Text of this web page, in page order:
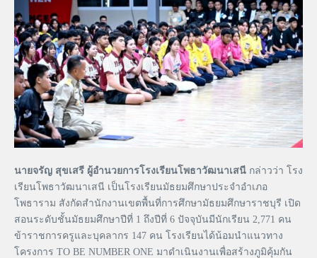
นายจรัญ สุขเสรี ผู้อำนวยการโรงเรียนโพธาวัฒนาเสนี กล่าวว่า โรง
เรียนโพธาวัฒนาเสนี เป็นโรงเรียนมัธยมศึกษาประจำอำเภอ
โพธาราม สังกัดสำนักงานเขตพื้นที่การศึกษามัธยมศึกษาราชบุรี เปิด
สอนระดับชั้นมัธยมศึกษาปีที่ 1 ถึงปีที่ 6 ปัจจุบันมีนักเรียน 2,771 คน
ข้าราชการครูและบุคลากร 147 คน โรงเรียนได้น้อมนำแนวทาง
โครงการ TO BE NUMBER ONE มาดำเนินงานเพื่อสร้างภูมิคุ้มกัน